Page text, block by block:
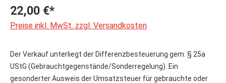
22,00 €*
Preise inkl. MwSt. zzgl. Versandkosten
Der Verkauf unterliegt der Differenzbesteuerung gem. § 25a
UStG (Gebrauchtgegenstände/Sonderregelung). Ein
gesonderter Ausweis der Umsatzsteuer für gebrauchte oder